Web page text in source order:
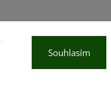
Souhlasím